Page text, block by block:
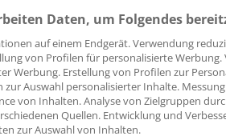
relevanter Endpunkte – jeweils bei
Berücksichtigt waren
/ oder Herzinsuffizienz.
insgesamt weiter unklar, so das
möglicher Vor- oder
die fehlenden Daten verfügbar
Daten, um Folgendes
auf einem Endgerät. Verwendung
von Profilen für personalisierte
Werbung. Erstellung von Profilen zur
Auswahl personalisierter Inhalte.
von Inhalten. Analyse von Zielgruppen
Quellen. Entwicklung und
zur Auswahl von Inhalten.